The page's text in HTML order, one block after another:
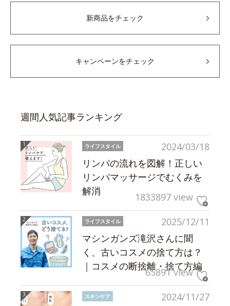
新商品をチェック
キャンペーンをチェック
週間人気記事ランキング
2024/03/18
ライフスタイル
リンパの流れを図解！正しい
リンパマッサージでむくみを
解消
1833897 view
2025/12/11
ライフスタイル
マシンガンズ滝沢さんに聞
く、古いコスメの捨て方は？
｜コスメの断捨離・捨て方編
65891 view
2024/11/27
スキンケア